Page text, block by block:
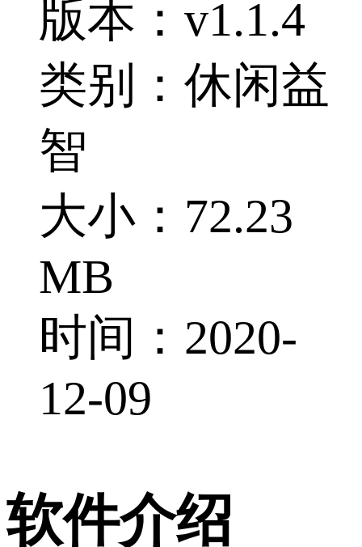
版本：v1.1.4
类别：休闲益
智
大小：72.23
MB
时间：2020-
12-09
软件介绍